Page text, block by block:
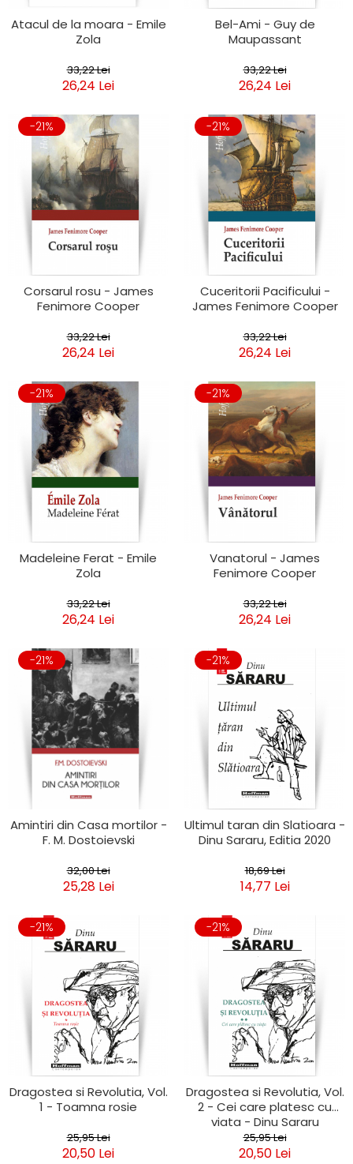
Atacul de la moara - Emile
Zola
33,22 Lei
26,24 Lei
Bel-Ami - Guy de
Maupassant
33,22 Lei
26,24 Lei
-21%
Corsarul rosu - James
Fenimore Cooper
33,22 Lei
26,24 Lei
-21%
Cuceritorii Pacificului -
James Fenimore Cooper
33,22 Lei
26,24 Lei
-21%
Madeleine Ferat - Emile
Zola
33,22 Lei
26,24 Lei
-21%
Vanatorul - James
Fenimore Cooper
33,22 Lei
26,24 Lei
-21%
Amintiri din Casa mortilor -
F. M. Dostoievski
32,00 Lei
25,28 Lei
-21%
Ultimul taran din Slatioara -
Dinu Sararu, Editia 2020
18,69 Lei
14,77 Lei
-21%
Dragostea si Revolutia, Vol.
1 - Toamna rosie
25,95 Lei
20,50 Lei
-21%
Dragostea si Revolutia, Vol.
2 - Cei care platesc cu
viata - Dinu Sararu
25,95 Lei
20,50 Lei